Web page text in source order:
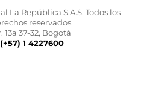
La República S.A.S. Todos los
reservados.
13a 37-32, Bogotá
(+57) 1 4227600